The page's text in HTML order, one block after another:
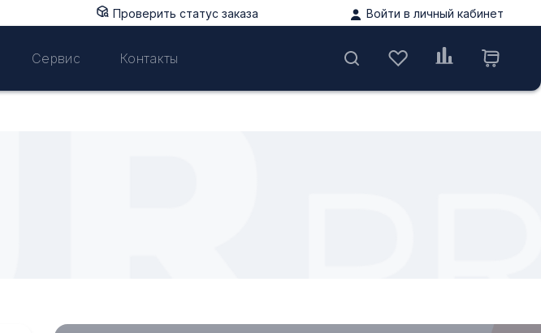
Проверить статус заказа Войти в личный кабинет
Сервис Контакты